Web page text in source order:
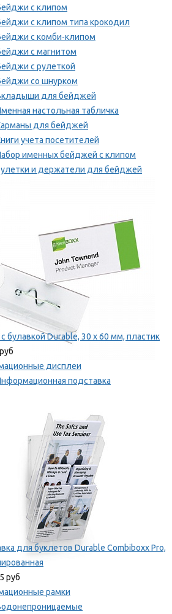
с клипом
с клипом типа крокодил
с комби-клипом
с магнитом
с рулеткой
со шнурком
для бейджей
настольная табличка
для бейджей
учета посетителей
именных бейджей с клипом
и держатели для бейджей
булавкой Durable, 30 х 60 мм, пластик
дисплеи
подставка
для буклетов Durable Combiboxx Pro,
руб
рамки